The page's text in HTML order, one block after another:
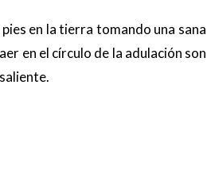
en la tierra tomando una sana
en el círculo de la adulación son